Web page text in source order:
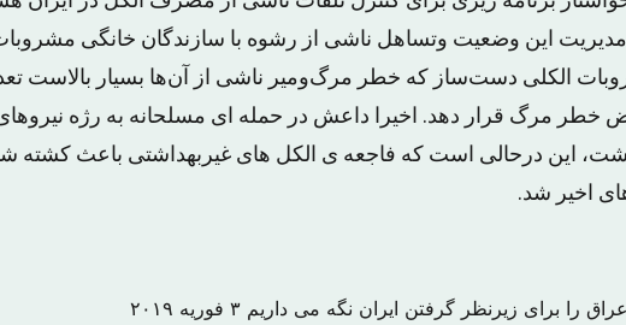
مدیریت این وضعیت وتساهل ناشی از رشوه با سازندگان خانگی
الکلی دست‌ساز که خطر مرگ‌ومیر ناشی از آن‌ها بسیار بالاست
خطر مرگ قرار دهد. اخیرا داعش در حمله ای مسلحانه به رژه
۲۴ نفر را کشت، این درحالی است که فاجعه ی الکل های غیربهداشتی باعث کشته
را برای زیرنظر گرفتن ایران نگه می داریم ۳ فوریه ۲۰۱۹